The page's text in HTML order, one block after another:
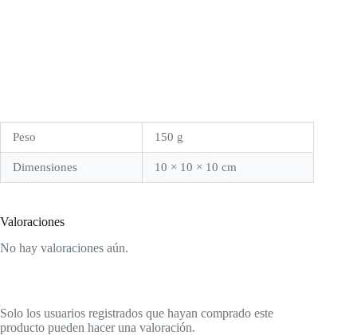
Peso 150 g
Dimensiones 10 × 10 × 10 cm
Valoraciones
No hay valoraciones aún.
Solo los usuarios registrados que hayan comprado este
producto pueden hacer una valoración.